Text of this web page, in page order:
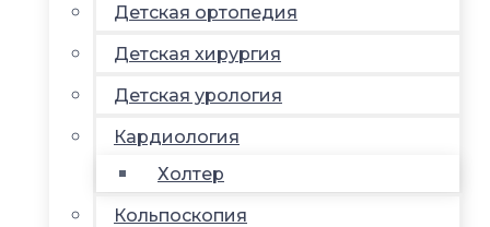
Детская ортопедия
Детская хирургия
Детская урология
Кардиология
Холтер
Кольпоскопия